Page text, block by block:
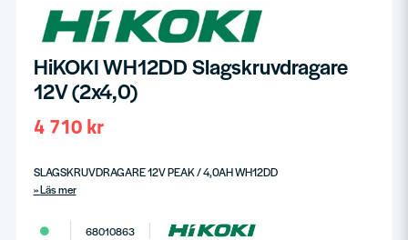
HiKOKI WH12DD Slagskruvdragare
12V (2x4,0)
4 710 kr
SLAGSKRUVDRAGARE 12V PEAK / 4,0AH WH12DD
Läs mer
68010863